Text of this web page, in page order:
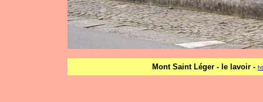
Mont Saint Léger - le lavoir -